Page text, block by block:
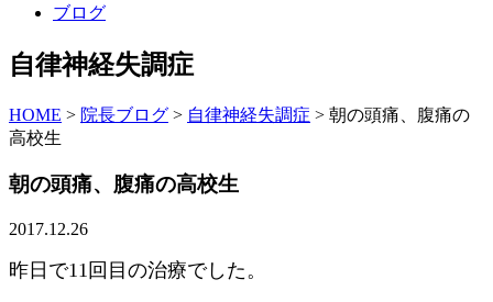
ブログ
自律神経失調症
HOME > 院長ブログ > 自律神経失調症 > 朝の頭痛、腹痛の
高校生
朝の頭痛、腹痛の高校生
2017.12.26
昨日で11回目の治療でした。